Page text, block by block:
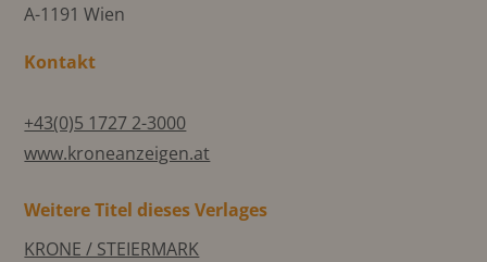
A-1191 Wien
Kontakt
+43(0)5 1727 2-3000
www.kroneanzeigen.at
Weitere Titel dieses Verlages
KRONE / STEIERMARK